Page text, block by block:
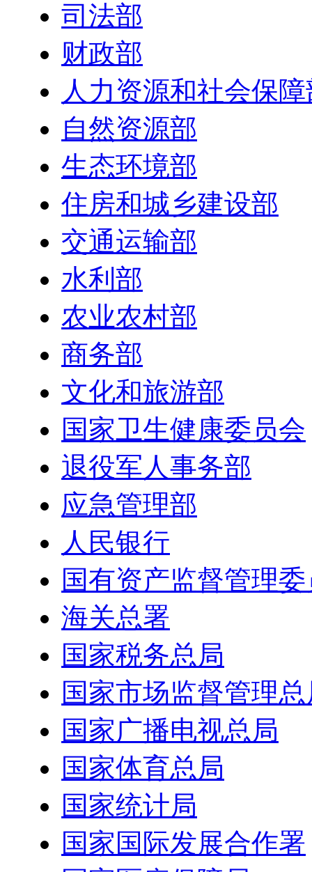
司法部
财政部
人力资源和社会保
自然资源部
生态环境部
住房和城乡建设部
交通运输部
水利部
农业农村部
商务部
文化和旅游部
国家卫生健康委员会
退役军人事务部
应急管理部
人民银行
国有资产监督管理
海关总署
国家税务总局
国家市场监督管理
国家广播电视总局
国家体育总局
国家统计局
国家国际发展合作署